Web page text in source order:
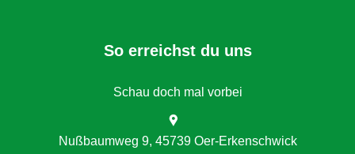
So erreichst du uns
Schau doch mal vorbei
Nußbaumweg 9, 45739 Oer-Erkenschwick